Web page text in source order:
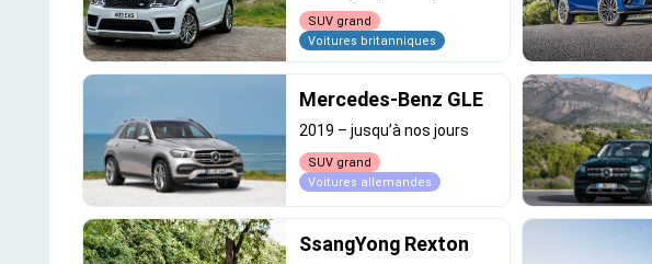
SUV grand
Voitures britanniques
Mercedes-Benz GLE
2019 – jusqu’à nos jours
SUV grand
Voitures allemandes
SsangYong Rexton